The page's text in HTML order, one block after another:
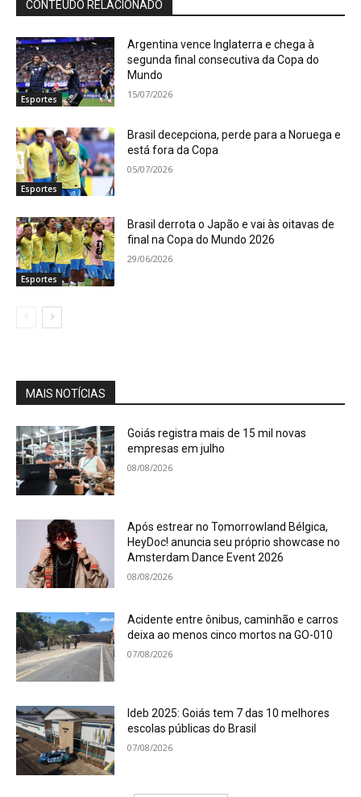
CONTEÚDO RELACIONADO
Esportes
Argentina vence Inglaterra e chega à
segunda final consecutiva da Copa do
Mundo
15/07/2026
Esportes
Brasil decepciona, perde para a Noruega e
está fora da Copa
05/07/2026
Esportes
Brasil derrota o Japão e vai às oitavas de
final na Copa do Mundo 2026
29/06/2026
MAIS NOTÍCIAS
Goiás registra mais de 15 mil novas
empresas em julho
08/08/2026
Após estrear no Tomorrowland Bélgica,
HeyDoc! anuncia seu próprio showcase no
Amsterdam Dance Event 2026
08/08/2026
Acidente entre ônibus, caminhão e carros
deixa ao menos cinco mortos na GO-010
07/08/2026
Ideb 2025: Goiás tem 7 das 10 melhores
escolas públicas do Brasil
07/08/2026